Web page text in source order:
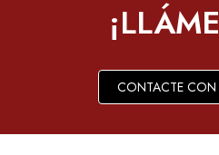
CONTACTE